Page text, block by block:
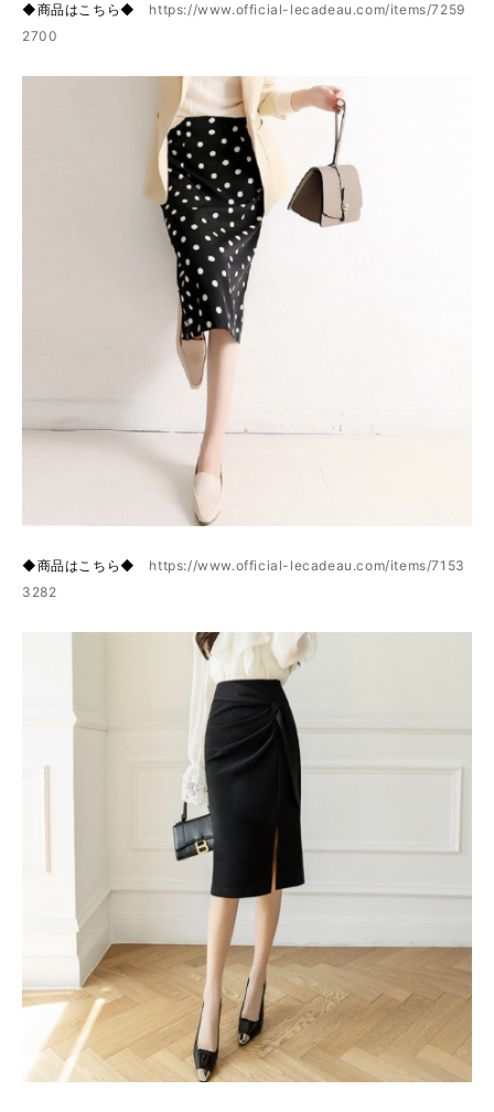
◆商品はこちら◆ https://www.official-lecadeau.com/items/7259
2700
◆商品はこちら◆ https://www.official-lecadeau.com/items/7153
3282